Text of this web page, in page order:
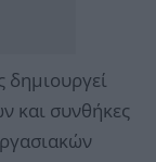
δημιουργεί
και συνθήκες